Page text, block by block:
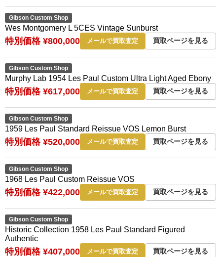
Gibson Custom Shop
Wes Montgomery L 5CES Vintage Sunburst
特別価格 ¥800,000 メールで買取査定 買取ページを見る
Gibson Custom Shop
Murphy Lab 1954 Les Paul Custom Ultra Light Aged Ebony
特別価格 ¥617,000 メールで買取査定 買取ページを見る
Gibson Custom Shop
1959 Les Paul Standard Reissue VOS Lemon Burst
特別価格 ¥520,000 メールで買取査定 買取ページを見る
Gibson Custom Shop
1968 Les Paul Custom Reissue VOS
特別価格 ¥422,000 メールで買取査定 買取ページを見る
Gibson Custom Shop
Historic Collection 1958 Les Paul Standard Figured
Authentic
特別価格 ¥407,000 メールで買取査定 買取ページを見る